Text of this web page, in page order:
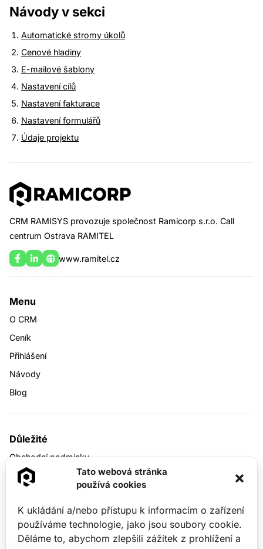
Tato webová stránka
používá cookies
K ukládání a/nebo přístupu k informacím o zařízení
používáme technologie, jako jsou soubory cookie.
Děláme to, abychom zlepšili zážitek z prohlížení a
Návody v sekci
Automatické stromy úkolů
Cenové hladiny
E-mailové šablony
Nastavení cílů
Nastavení fakturace
Nastavení formulářů
Údaje projektu
CRM RAMISYS provozuje společnost Ramicorp s.r.o. Call
centrum Ostrava RAMITEL
www.ramitel.cz
Menu
O CRM
Ceník
Přihlášení
Návody
Blog
Důležité
Obchodní podmínky
Ochrana osobních údajů
Kontaktní údaje
Demo CRM
Plná verze CRM Ramisys s demo daty k
nahlédnutí a prozkoumání možností. Bez
nutnosti registrace.
RAMISYS